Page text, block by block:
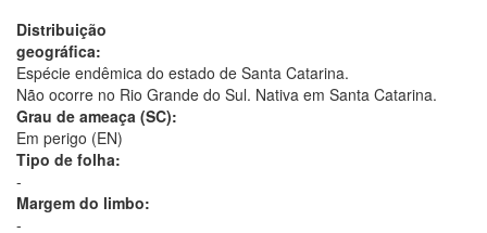
Distribuição
geográfica:
Espécie endêmica do estado de Santa Catarina.
Não ocorre no Rio Grande do Sul. Nativa em Santa Catarina.
Grau de ameaça (SC):
Em perigo (EN)
Tipo de folha:
-
Margem do limbo:
-